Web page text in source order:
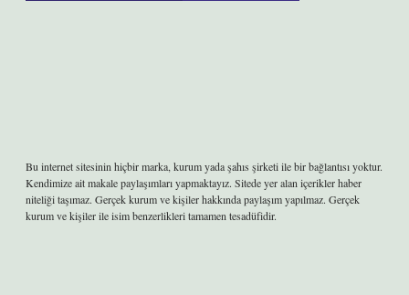
Bu internet sitesinin hiçbir marka, kurum yada şahıs şirketi ile bir bağlantısı yoktur.
Kendimize ait makale paylaşımları yapmaktayız. Sitede yer alan içerikler haber
niteliği taşımaz. Gerçek kurum ve kişiler hakkında paylaşım yapılmaz. Gerçek
kurum ve kişiler ile isim benzerlikleri tamamen tesadüfidir.